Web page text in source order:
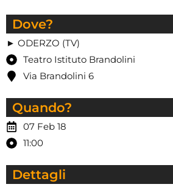
Dove?
► ODERZO (TV)
Teatro Istituto Brandolini
Via Brandolini 6
Quando?
07 Feb 18
11:00
Dettagli